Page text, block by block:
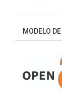
MODELO